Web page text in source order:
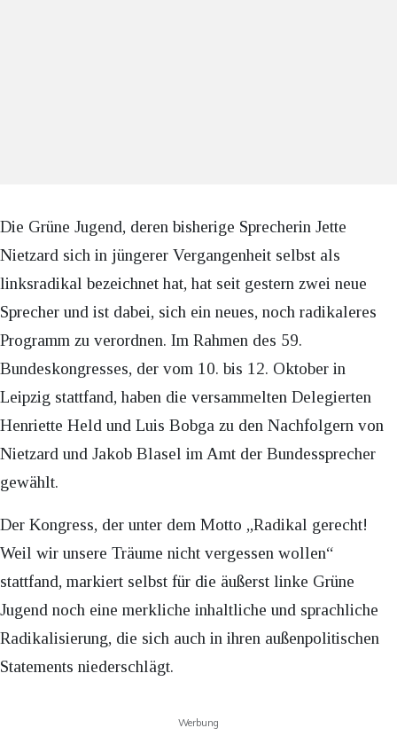
Die Grüne Jugend, deren bisherige Sprecherin Jette
Nietzard sich in jüngerer Vergangenheit selbst als
linksradikal bezeichnet hat, hat seit gestern zwei neue
Sprecher und ist dabei, sich ein neues, noch radikaleres
Programm zu verordnen. Im Rahmen des 59.
Bundeskongresses, der vom 10. bis 12. Oktober in
Leipzig stattfand, haben die versammelten Delegierten
Henriette Held und Luis Bobga zu den Nachfolgern von
Nietzard und Jakob Blasel im Amt der Bundessprecher
gewählt.
Der Kongress, der unter dem Motto „Radikal gerecht!
Weil wir unsere Träume nicht vergessen wollen“
stattfand, markiert selbst für die äußerst linke Grüne
Jugend noch eine merkliche inhaltliche und sprachliche
Radikalisierung, die sich auch in ihren außenpolitischen
Statements niederschlägt.
Werbung